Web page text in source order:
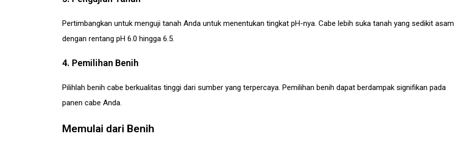
Pertimbangkan untuk menguji tanah Anda untuk menentukan tingkat pH-nya. Cabe lebih suka tanah yang sedikit asam
dengan rentang pH 6.0 hingga 6.5.
4. Pemilihan Benih
Pilihlah benih cabe berkualitas tinggi dari sumber yang terpercaya. Pemilihan benih dapat berdampak signifikan pada
panen cabe Anda.
Memulai dari Benih